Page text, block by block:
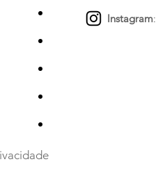
•
•
•
•
•
Instagram: